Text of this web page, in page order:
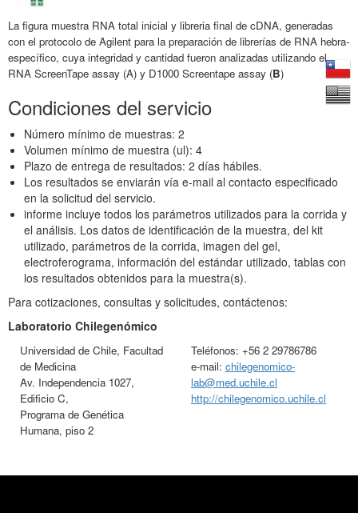
La figura muestra RNA total inicial y libreria final de cDNA, generadas
con el protocolo de Agilent para la preparación de librerías de RNA hebra-
específico, cuya integridad y cantidad fueron analizadas utilizando el
RNA ScreenTape assay (A) y D1000 Screentape assay (B)
Condiciones del servicio
Número mínimo de muestras: 2
Volumen mínimo de muestra (ul): 4
Plazo de entrega de resultados: 2 días hábiles.
Los resultados se enviarán vía e-mail al contacto especificado
en la solicitud del servicio.
informe incluye todos los parámetros utilizados para la corrida y
el análisis. Los datos de identificación de la muestra, del kit
utilizado, parámetros de la corrida, imagen del gel,
electroferograma, información del estándar utilizado, tablas con
los resultados obtenidos para la muestra(s).
Para cotizaciones, consultas y solicitudes, contáctenos:
Laboratorio Chilegenómico
Universidad de Chile, Facultad
de Medicina
Av. Independencia 1027,
Edificio C,
Programa de Genética
Humana, piso 2
Teléfonos: +56 2 29786786
e-mail: chilegenomico-
lab@med.uchile.cl
http://chilegenomico.uchile.cl